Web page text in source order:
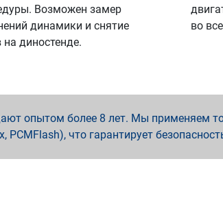
Возможен замер
динамики и снятие
на диностенде.
во
опытом более 8 лет. Мы применяем
PCMFlash), что гарантирует